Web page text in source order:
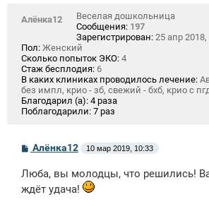
Алёнка12
Веселая дошкольница
Сообщения: 197
Зарегистрирован: 25 апр 2018,
Пол: Женский
Сколько попыток ЭКО: 4
Стаж бесплодия: 6
В каких клиниках проводилось лечение:
без импл, крио - зб, свежий - бхб, крио с
Благодарил (а): 4 раза
Поблагодарили: 7 раз
С
о
б
щ
е
Алёнка12 10 мар 2019, 10:33
Люба, вы молодцы, что решились!
ждёт удача!